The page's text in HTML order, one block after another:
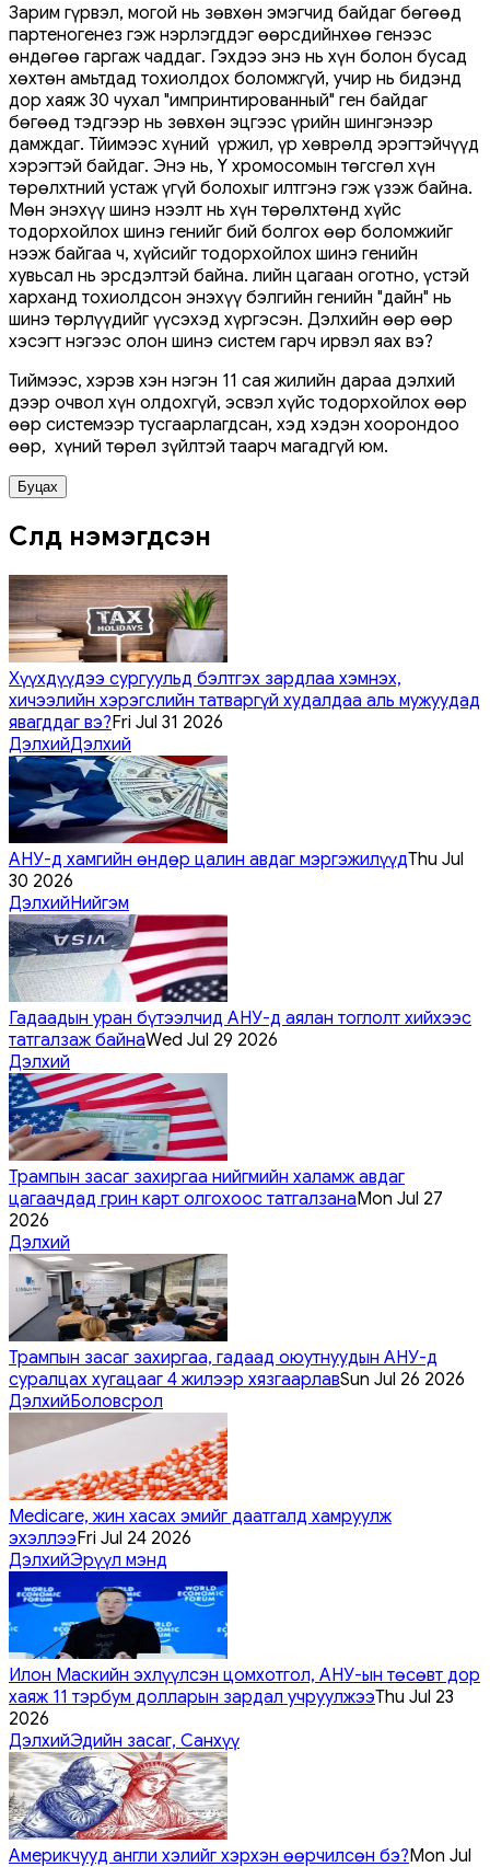
Зарим гүрвэл, могой нь зөвхөн эмэгчид байдаг бөгөөд
партеногенез гэж нэрлэгддэг өөрсдийнхөө генээс
өндөгөө гаргаж чаддаг. Гэхдээ энэ нь хүн болон бусад
хөхтөн амьтдад тохиолдох боломжгүй, учир нь бидэнд
дор хаяж 30 чухал "импринтированный" ген байдаг
бөгөөд тэдгээр нь зөвхөн эцгээс үрийн шингэнээр
дамждаг. Тйимээс хүний үржил, үр хөврөлд эрэгтэйчүүд
хэрэгтэй байдаг. Энэ нь, Y хромосомын төгсгөл хүн
төрөлхтний устаж үгүй ​​болохыг илтгэнэ гэж үзэж байна.
Мөн энэхүү шинэ нээлт нь хүн төрөлхтөнд хүйс
тодорхойлох шинэ генийг бий болгох өөр боломжийг
нээж байгаа ч, хүйсийг тодорхойлох шинэ генийн
хувьсал нь эрсдэлтэй байна. Үлийн цагаан оготно, үстэй
харханд тохиолдсон энэхүү бэлгийн генийн "дайн" нь
шинэ төрлүүдийг үүсэхэд хүргэсэн. Дэлхийн өөр өөр
хэсэгт нэгээс олон шинэ систем гарч ирвэл яах вэ?
Тиймээс, хэрэв хэн нэгэн 11 сая жилийн дараа дэлхий
дээр очвол хүн олдохгүй, эсвэл хүйс тодорхойлох өөр
өөр системээр тусгаарлагдсан, хэд хэдэн хоорондоо
өөр, хүний ​​төрөл зүйлтэй таарч магадгүй юм.
Буцах
Сүүлд нэмэгдсэн
Хүүхдүүдээ сургуульд бэлтгэх зардлаа хэмнэх,
хичээлийн хэрэгслийн татваргүй худалдаа аль мужуудад
явагддаг вэ?Fri Jul 31 2026
ДэлхийДэлхий
АНУ-д хамгийн өндөр цалин авдаг мэргэжилүүдThu Jul
30 2026
ДэлхийНийгэм
Гадаадын уран бүтээлчид АНУ-д аялан тоглолт хийхээс
татгалзаж байнаWed Jul 29 2026
Дэлхий
Трампын засаг захиргаа нийгмийн халамж авдаг
цагаачдад грин карт олгохоос татгалзанаMon Jul 27
2026
Дэлхий
Трампын засаг захиргаа, гадаад оюутнуудын АНУ-д
суралцах хугацааг 4 жилээр хязгаарлавSun Jul 26 2026
ДэлхийБоловсрол
Medicare, жин хасах эмийг даатгалд хамруулж
эхэллээFri Jul 24 2026
ДэлхийЭрүүл мэнд
Илон Маскийн эхлүүлсэн цомхотгол, АНУ-ын төсөвт дор
хаяж 11 тэрбум долларын зардал учруулжээThu Jul 23
2026
ДэлхийЭдийн засаг, Санхүү
Америкчууд англи хэлийг хэрхэн өөрчилсөн бэ?Mon Jul